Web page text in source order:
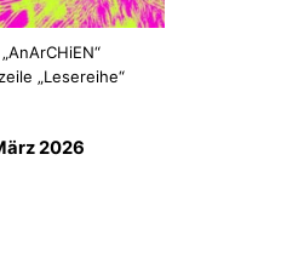
„Lesereihe“
2026